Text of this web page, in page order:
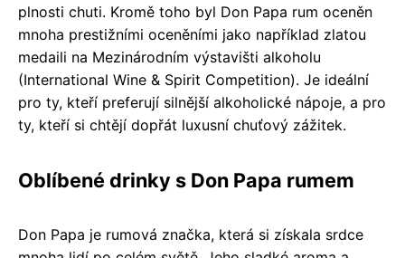
plnosti chuti. Kromě toho byl Don Papa rum oceněn
mnoha prestižními oceněními jako například zlatou
medaili na Mezinárodním výstavišti alkoholu
(International Wine & Spirit Competition). Je ideální
pro ty, kteří preferují silnější alkoholické nápoje, a pro
ty, kteří si chtějí dopřát luxusní chuťový zážitek.
Oblíbené drinky s Don Papa rumem
Don Papa je rumová značka, která si získala srdce